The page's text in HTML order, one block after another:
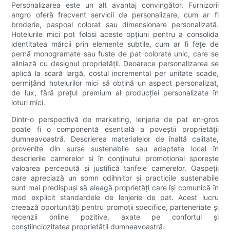
Personalizarea este un alt avantaj convingător. Furnizorii
angro oferă frecvent servicii de personalizare, cum ar fi
broderie, paspoal colorat sau dimensionare personalizată.
Hotelurile mici pot folosi aceste opțiuni pentru a consolida
identitatea mărcii prin elemente subtile, cum ar fi fețe de
pernă monogramate sau fuste de pat colorate unic, care se
aliniază cu designul proprietății. Deoarece personalizarea se
aplică la scară largă, costul incremental per unitate scade,
permițând hotelurilor mici să obțină un aspect personalizat,
de lux, fără prețul premium al producției personalizate în
loturi mici.
Dintr-o perspectivă de marketing, lenjeria de pat en-gros
poate fi o componentă esențială a poveștii proprietății
dumneavoastră. Descrierea materialelor de înaltă calitate,
provenite din surse sustenabile sau adaptate local în
descrierile camerelor și în conținutul promoțional sporește
valoarea percepută și justifică tarifele camerelor. Oaspeții
care apreciază un somn odihnitor și practicile sustenabile
sunt mai predispuși să aleagă proprietăți care își comunică în
mod explicit standardele de lenjerie de pat. Acest lucru
creează oportunități pentru promoții specifice, parteneriate și
recenzii online pozitive, axate pe confortul și
conștiinciozitatea proprietății dumneavoastră.